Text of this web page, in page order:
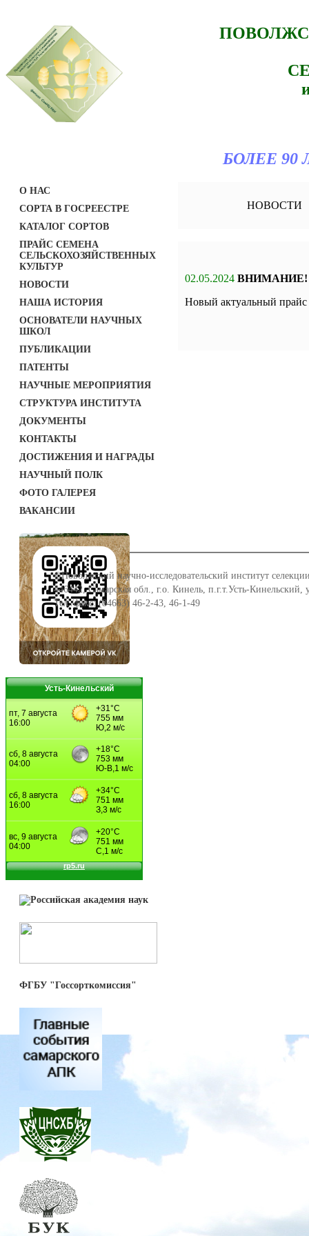
БОЛЕЕ
О НАС
СОРТА В ГОСРЕЕСТРЕ
КАТАЛОГ СОРТОВ
ПРАЙС СЕМЕНА
СЕЛЬСКОХОЗЯЙСТВЕННЫХ
КУЛЬТУР
НОВОСТИ
НАША ИСТОРИЯ
ОСНОВАТЕЛИ НАУЧНЫХ
ШКОЛ
ПУБЛИКАЦИИ
ПАТЕНТЫ
НАУЧНЫЕ МЕРОПРИЯТИЯ
СТРУКТУРА ИНСТИТУТА
ДОКУМЕНТЫ
КОНТАКТЫ
ДОСТИЖЕНИЯ И НАГРАДЫ
НАУЧНЫЙ ПОЛК
ФОТО ГАЛЕРЕЯ
ВАКАНСИИ
Усть-Кинельский
ФГБУ "Госсорткомиссия"
НОВОСТИ
02.05.2024
Новый актуальный
©Поволжский научно-исследовательский институт
446442, Самарская обл., г.о. Кинель, п.г.т.Усть-Кинельский,
Тел./факс: (84663) 46-2-43, 46-1-49